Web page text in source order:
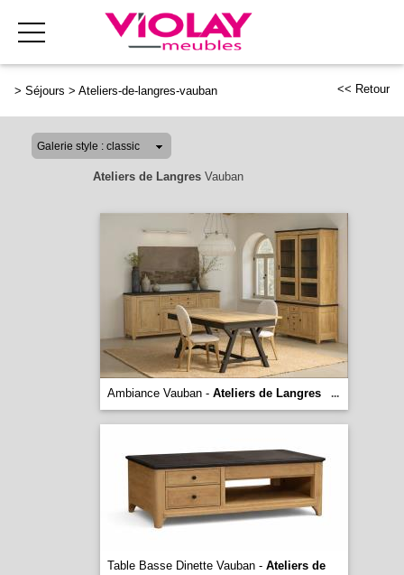
> Séjours > Ateliers-de-langres-vauban << Retour
Ateliers de LangresVauban
Ambiance Vauban - Ateliers de Langres ...
Table Basse Dinette Vauban - Ateliers de